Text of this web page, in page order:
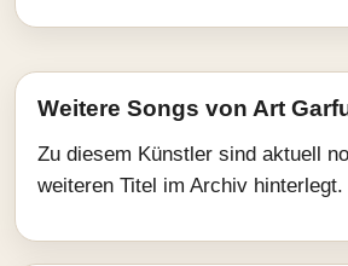
Weitere Songs von Art
Zu diesem Künstler sind aktuell
weiteren Titel im Archiv hinterlegt.